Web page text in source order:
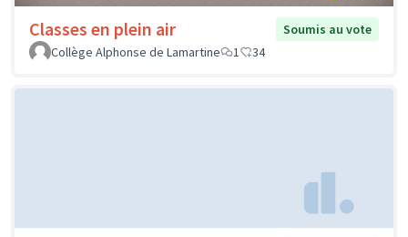
Classes en plein air
Soumis au vote
Collège Alphonse de Lamartine
1 34